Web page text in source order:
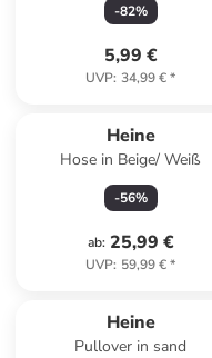
-82%
5,99 €
UVP: 34,99 €*
Heine
Hose in Beige/ Weiß
-56%
ab: 25,99 €
UVP: 59,99 €*
Heine
Pullover in sand